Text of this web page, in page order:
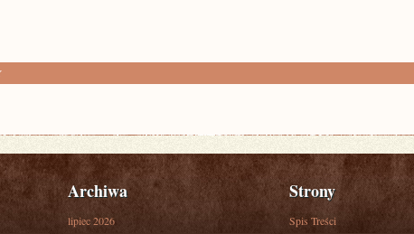
Archiwa
lipiec 2026
Strony
Spis Treści